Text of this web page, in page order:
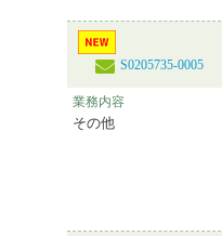
S0205735-0005
業務内容
その他